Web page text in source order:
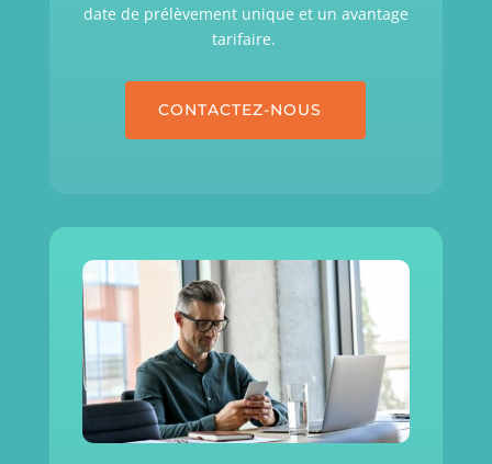
date de prélèvement unique et un avantage
tarifaire.
CONTACTEZ-NOUS